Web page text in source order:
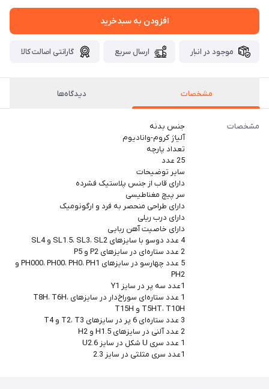
افزودن به سبدخرید
موجود در انبار ارسال سریع گارانتی اصالت کالا
مشخصات دیدگاه‌ها
مشخصات
جنس بدنه
آلیاژ کروم-وانادیوم
تعداد پارچه
25 عدد
سایر توضیحات
دارای قاب از جنس پلاستیک فشرده
سر پیچ مغناطیسی
دارای طراحی منحصر به فرد و ارگونومیک
دارای درب ریلی
دارای خاصیت آهن ربایی
4 عدد دوسو با سایزهای SL1.5، SL3، SL2 و SL4
2 عدد ستاره‌ای در سایزهای P2 و P5
5 عدد چهارسو در سایزهای PH000، PH00، PH0، PH1 و
PH2
1عدد سه پر در سایز Y1
1 عدد ستاره‌ای سوراخ‌دار در سایزهای T8H، T6H،
T5HT، T10H و T15H
3 عدد ستاره‌ای 6 پر در سایزهای T2، T3 و T4
2 عدد آلنی در سایزهای H1.5 و H2
1 عدد سری U شکل در سایز U2.6
1عدد سری مثلثی در سایز 2.3